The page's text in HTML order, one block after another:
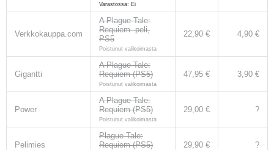
Varastossa: Ei
Verkkokauppa.com
A Plague Tale:
Requiem -peli,
PS5
Poistunut valikoimasta
22,90 € 4,90 €
Gigantti
A Plague Tale:
Requiem (PS5)
Poistunut valikoimasta
47,95 € 3,90 €
Power
A Plague Tale:
Requiem (PS5)
Poistunut valikoimasta
29,00 € ?
Pelimies
Plague Tale:
Requiem (PS5)
29,90 € ?